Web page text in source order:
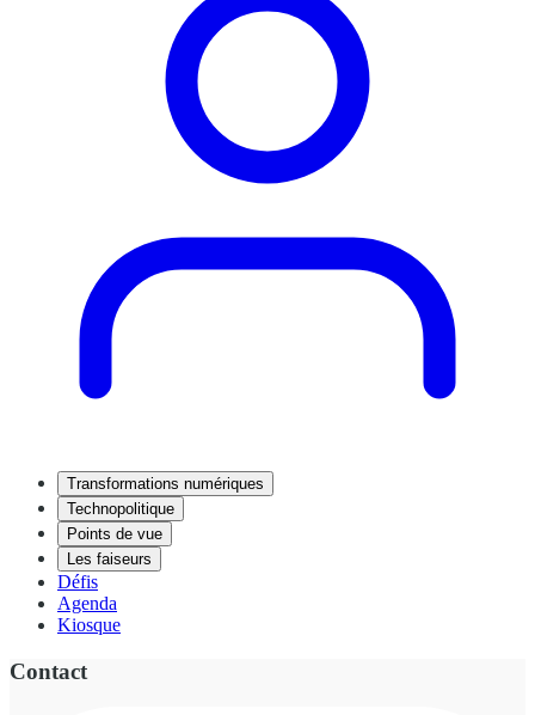
Transformations numériques
Technopolitique
Points de vue
Les faiseurs
Défis
Agenda
Kiosque
Contact